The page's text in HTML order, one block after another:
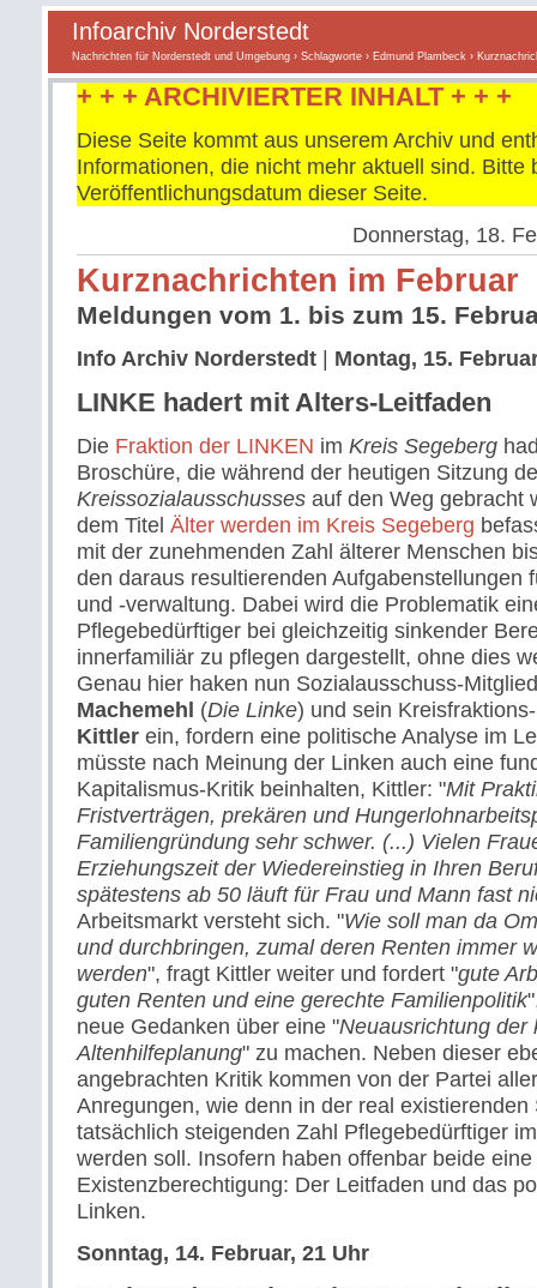
Infoarchiv Norderstedt
Nachrichten für Norderstedt und Umgebung › Schlagworte › Edmund Plambeck ›
+ + + ARCHIVIERTER INHALT + + +
Diese Seite kommt aus unserem Archiv und
Informationen, die nicht mehr aktuell sind. Bitte
Veröffentlichungsdatum dieser Seite.
Donnerstag, 18.
Kurznachrichten im Februar
Meldungen vom 1. bis zum 15.
Info Archiv Norderstedt Montag, 15.
LINKE hadert mit Alters-Leitfaden
Die Fraktion der LINKEN im Kreis Segeberg
Broschüre, die während der heutigen Sitzung
Kreissozialausschusses auf den Weg gebracht
dem Titel Älter werden im Kreis Segeberg
mit der zunehmenden Zahl älterer Menschen
den daraus resultierenden Aufgabenstellungen
und -verwaltung. Dabei wird die Problematik
Pflegebedürftiger bei gleichzeitig sinkender
innerfamiliär zu pflegen dargestellt, ohne dies
Genau hier haken nun Sozialausschuss-
Machemehl (Die Linke) und sein
Kittler ein, fordern eine politische Analyse im
müsste nach Meinung der Linken auch eine
Kapitalismus-Kritik beinhalten, Kittler: "Mit
Fristverträgen, prekären und
Familiengründung sehr schwer. (...) Vielen
Erziehungszeit der Wiedereinstieg in Ihren
spätestens ab 50 läuft für Frau und Mann fast
Arbeitsmarkt versteht sich. "Wie soll man da
und durchbringen, zumal deren Renten immer
werden", fragt Kittler weiter und fordert "gute
guten Renten und eine gerechte Familienpolitik
neue Gedanken über eine "Neuausrichtung der
Altenhilfeplanung" zu machen. Neben dieser
angebrachten Kritik kommen von der Partei
Anregungen, wie denn in der real existierenden
tatsächlich steigenden Zahl Pflegebedürftiger
werden soll. Insofern haben offenbar beide eine
Existenzberechtigung: Der Leitfaden und das
Linken.
Sonntag, 14. Februar, 21 Uhr